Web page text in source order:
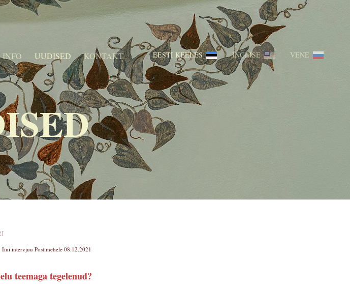
UUDISED KONTAKT EESTI KEELES INGLISE VENE
intervjuu Postimehele 08.12.2021
teemaga tegelenud?